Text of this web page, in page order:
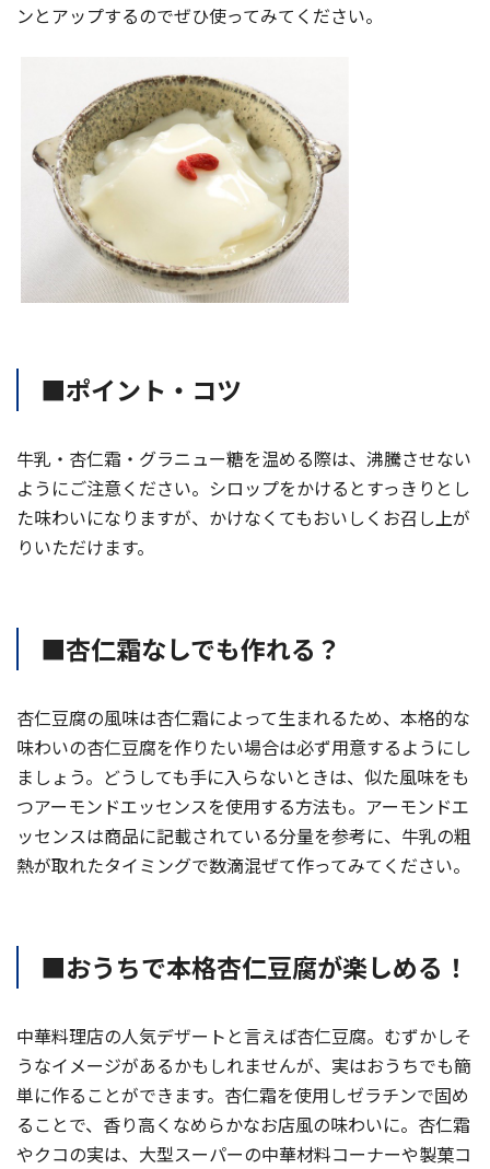
ンとアップするのでぜひ使ってみてください。
■ポイント・コツ
牛乳・杏仁霜・グラニュー糖を温める際は、沸騰させない
ようにご注意ください。シロップをかけるとすっきりとし
た味わいになりますが、かけなくてもおいしくお召し上が
りいただけます。
■杏仁霜なしでも作れる？
杏仁豆腐の風味は杏仁霜によって生まれるため、本格的な
味わいの杏仁豆腐を作りたい場合は必ず用意するようにし
ましょう。どうしても手に入らないときは、似た風味をも
つアーモンドエッセンスを使用する方法も。アーモンドエ
ッセンスは商品に記載されている分量を参考に、牛乳の粗
熱が取れたタイミングで数滴混ぜて作ってみてください。
■おうちで本格杏仁豆腐が楽しめる！
中華料理店の人気デザートと言えば杏仁豆腐。むずかしそ
うなイメージがあるかもしれませんが、実はおうちでも簡
単に作ることができます。杏仁霜を使用しゼラチンで固め
ることで、香り高くなめらかなお店風の味わいに。杏仁霜
やクコの実は、大型スーパーの中華材料コーナーや製菓コ